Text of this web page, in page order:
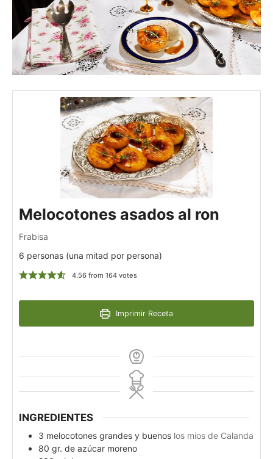
Melocotones asados al ron
Frabisa
6 personas (una mitad por persona)
4.56from 164votes
Imprimir Receta
INGREDIENTES
3 melocotones grandes y buenos los mios de Calanda
80 gr. de azúcar moreno